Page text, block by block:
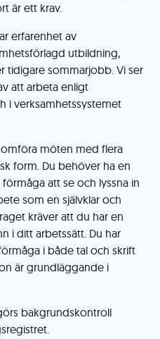
är ett krav.
erfarenhet av
utbildning,
tidigare sommarjobb. Vi ser
att arbeta enligt
i verksamhetssystemet
möten med flera
form. Du behöver ha en
att se och lyssna in
som en självklar och
kräver att du har en
i ditt arbetssätt. Du har
i både tal och skrift
är grundläggande i
bakgrundskontroll